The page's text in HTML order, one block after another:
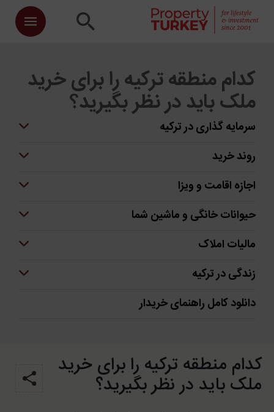
کدام منطقه ترکیه را برای خرید
ملک باید در نظر بگیرید؟
سرمایه گذاری در ترکیه
روند خرید
اجازه اقامت و ویزا
حیوانات خانگی و ماشین شما
مالیات املاک
زندگی در ترکیه
دانلود کامل راهنمای خریدار
کدام منطقه ترکیه را برای خرید
ملک باید در نظر بگیرید؟